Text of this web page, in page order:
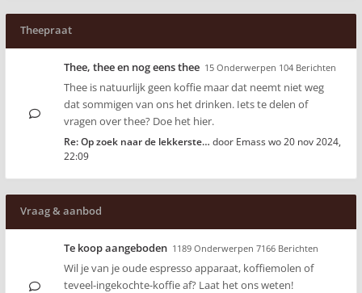
Theepraat
Thee, thee en nog eens thee 15 Onderwerpen 104 Berichten
Thee is natuurlijk geen koffie maar dat neemt niet weg
dat sommigen van ons het drinken. Iets te delen of
vragen over thee? Doe het hier.
Re: Op zoek naar de lekkerste… door Emasswo 20 nov 2024,
22:09
Vraag & aanbod
Te koop aangeboden 1189 Onderwerpen 7166 Berichten
Wil je van je oude espresso apparaat, koffiemolen of
teveel-ingekochte-koffie af? Laat het ons weten!